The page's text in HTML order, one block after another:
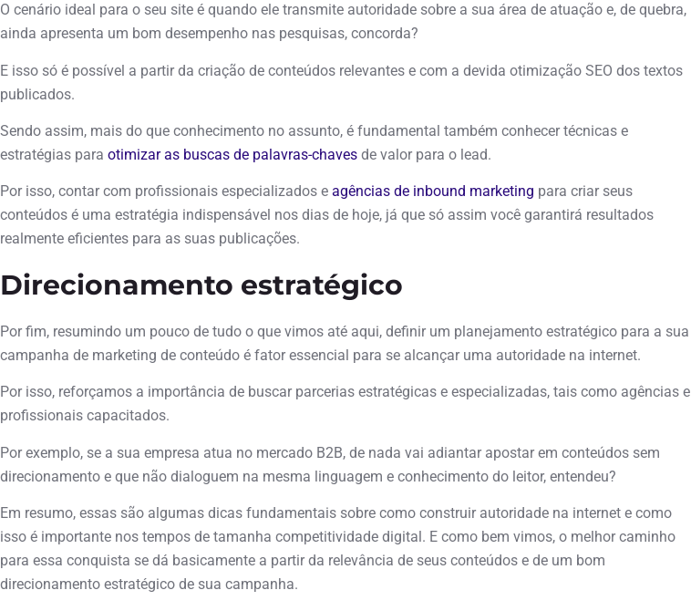
O cenário ideal para o seu site é quando ele transmite autoridade sobre a sua área de atuação e, de quebra,
ainda apresenta um bom desempenho nas pesquisas, concorda?
E isso só é possível a partir da criação de conteúdos relevantes e com a devida otimização SEO dos textos
publicados.
Sendo assim, mais do que conhecimento no assunto, é fundamental também conhecer técnicas e
estratégias para otimizar as buscas de palavras-chaves de valor para o lead.
Por isso, contar com profissionais especializados e agências de inbound marketing para criar seus
conteúdos é uma estratégia indispensável nos dias de hoje, já que só assim você garantirá resultados
realmente eficientes para as suas publicações.
Direcionamento estratégico
Por fim, resumindo um pouco de tudo o que vimos até aqui, definir um planejamento estratégico para a sua
campanha de marketing de conteúdo é fator essencial para se alcançar uma autoridade na internet.
Por isso, reforçamos a importância de buscar parcerias estratégicas e especializadas, tais como agências e
profissionais capacitados.
Por exemplo, se a sua empresa atua no mercado B2B, de nada vai adiantar apostar em conteúdos sem
direcionamento e que não dialoguem na mesma linguagem e conhecimento do leitor, entendeu?
Em resumo, essas são algumas dicas fundamentais sobre como construir autoridade na internet e como
isso é importante nos tempos de tamanha competitividade digital. E como bem vimos, o melhor caminho
para essa conquista se dá basicamente a partir da relevância de seus conteúdos e de um bom
direcionamento estratégico de sua campanha.